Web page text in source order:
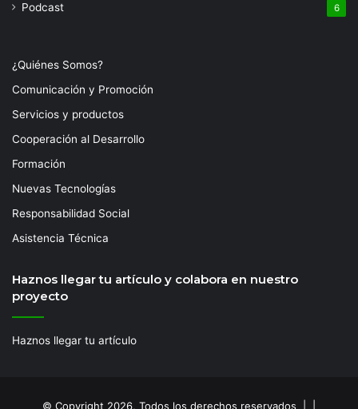
Podcast 6
¿Quiénes Somos?
Comunicación y Promoción
Servicios y productos
Cooperación al Desarrollo
Formación
Nuevas Tecnologías
Responsabilidad Social
Asistencia Técnica
Haznos llegar tu artículo y colabora en nuestro
proyecto
Haznos llegar tu artículo
© Copyright 2026, Todos los derechos reservados | |